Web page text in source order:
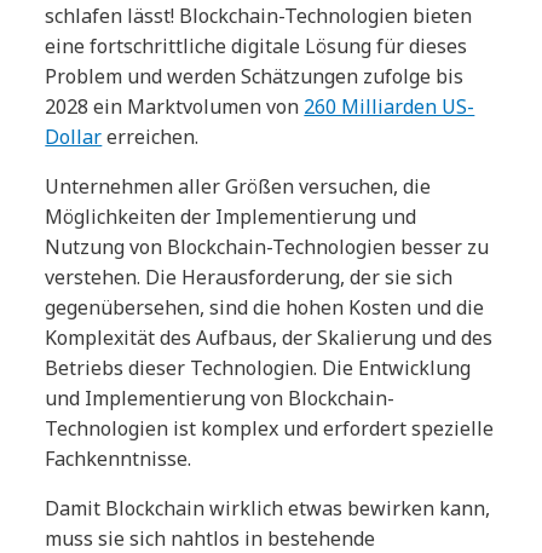
schlafen lässt! Blockchain-Technologien bieten
eine fortschrittliche digitale Lösung für dieses
Problem und werden Schätzungen zufolge bis
2028 ein Marktvolumen von 260 Milliarden US-
Dollarerreichen.
Unternehmen aller Größen versuchen, die
Möglichkeiten der Implementierung und
Nutzung von Blockchain-Technologien besser zu
verstehen. Die Herausforderung, der sie sich
gegenübersehen, sind die hohen Kosten und die
Komplexität des Aufbaus, der Skalierung und des
Betriebs dieser Technologien. Die Entwicklung
und Implementierung von Blockchain-
Technologien ist komplex und erfordert spezielle
Fachkenntnisse.
Damit Blockchain wirklich etwas bewirken kann,
muss sie sich nahtlos in bestehende